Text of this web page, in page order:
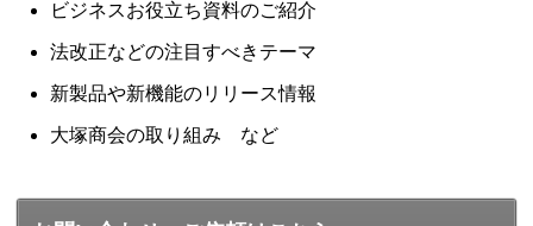
ビジネスお役立ち資料のご紹介
法改正などの注目すべきテーマ
新製品や新機能のリリース情報
大塚商会の取り組み など